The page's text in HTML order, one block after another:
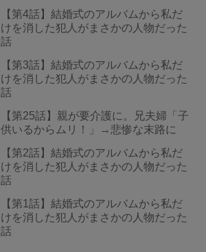
【第4話】結婚式のアルバムから私だ
けを消した犯人がまさかの人物だった
話
【第3話】結婚式のアルバムから私だ
けを消した犯人がまさかの人物だった
話
【第25話】親が要介護に。兄夫婦「子
供いるからムリ！」→悲惨な末路に
【第2話】結婚式のアルバムから私だ
けを消した犯人がまさかの人物だった
話
【第1話】結婚式のアルバムから私だ
けを消した犯人がまさかの人物だった
話